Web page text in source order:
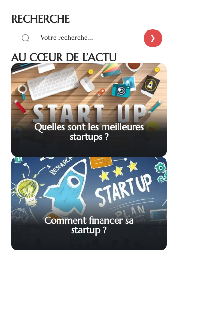
RECHERCHE
AU CŒUR DE L’ACTU
Quelles sont les meilleures
startups ?
Comment financer sa
startup ?